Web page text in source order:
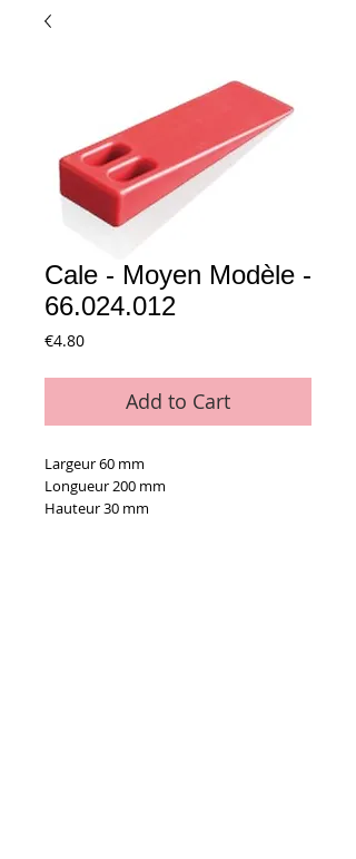
Cale - Moyen Modèle -
66.024.012
€4.80Price
Add to Cart
Largeur 60 mm
Longueur 200 mm
Hauteur 30 mm